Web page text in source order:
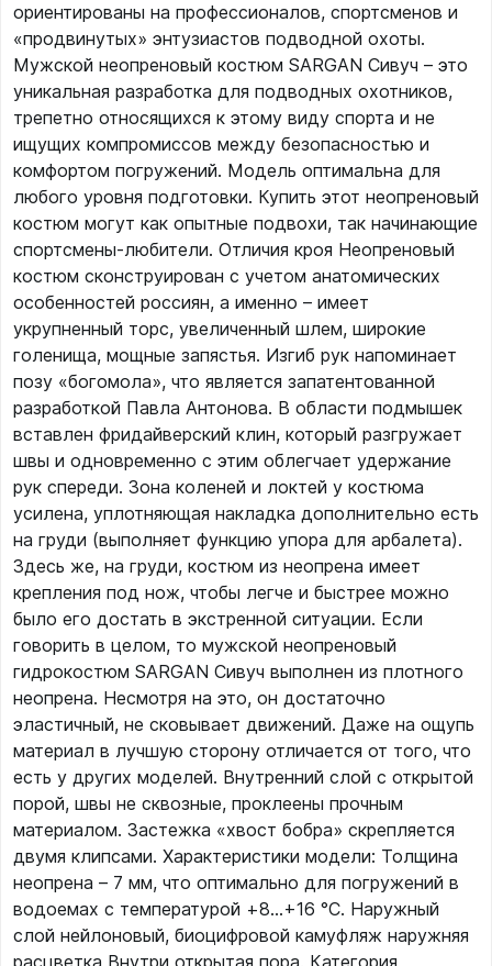
ориентированы на профессионалов, спортсменов и
«продвинутых» энтузиастов подводной охоты.
Мужской неопреновый костюм SARGAN Сивуч – это
уникальная разработка для подводных охотников,
трепетно относящихся к этому виду спорта и не
ищущих компромиссов между безопасностью и
комфортом погружений. Модель оптимальна для
любого уровня подготовки. Купить этот неопреновый
костюм могут как опытные подвохи, так начинающие
спортсмены-любители. Отличия кроя Неопреновый
костюм сконструирован с учетом анатомических
особенностей россиян, а именно – имеет
укрупненный торс, увеличенный шлем, широкие
голенища, мощные запястья. Изгиб рук напоминает
позу «богомола», что является запатентованной
разработкой Павла Антонова. В области подмышек
вставлен фридайверский клин, который разгружает
швы и одновременно с этим облегчает удержание
рук спереди. Зона коленей и локтей у костюма
усилена, уплотняющая накладка дополнительно есть
на груди (выполняет функцию упора для арбалета).
Здесь же, на груди, костюм из неопрена имеет
крепления под нож, чтобы легче и быстрее можно
было его достать в экстренной ситуации. Если
говорить в целом, то мужской неопреновый
гидрокостюм SARGAN Сивуч выполнен из плотного
неопрена. Несмотря на это, он достаточно
эластичный, не сковывает движений. Даже на ощупь
материал в лучшую сторону отличается от того, что
есть у других моделей. Внутренний слой с открытой
порой, швы не сквозные, проклеены прочным
материалом. Застежка «хвост бобра» скрепляется
двумя клипсами. Характеристики модели: Толщина
неопрена – 7 мм, что оптимально для погружений в
водоемах с температурой +8...+16 °С. Наружный
слой нейлоновый, биоцифровой камуфляж наружняя
расцветка Внутри открытая пора. Категория